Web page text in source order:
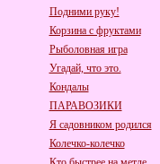
Подними руку!
Корзина с фруктами
Рыболовная игра
Угадай, что это.
Кондалы
ПАРАВОЗИКИ
Я садовником родился
Колечко-колечко